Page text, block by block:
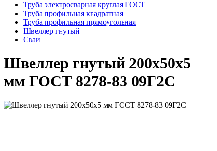
Труба электросварная круглая ГОСТ
Труба профильная квадратная
Труба профильная прямоугольная
Швеллер гнутый
Сваи
Швеллер гнутый 200x50x5
мм ГОСТ 8278-83 09Г2С